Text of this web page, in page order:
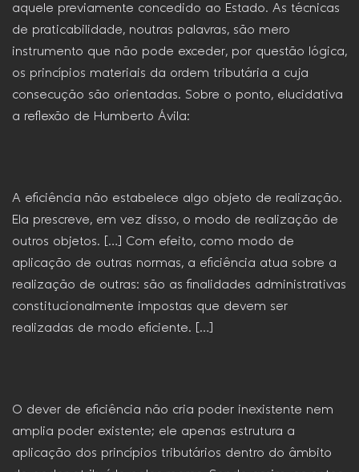
aquele previamente concedido ao Estado. As técnicas
de praticabilidade, noutras palavras, são mero
instrumento que não pode exceder, por questão lógica,
os princípios materiais da ordem tributária a cuja
consecução são orientadas. Sobre o ponto, elucidativa
a reflexão de Humberto Ávila:
A eficiência não estabelece algo objeto de realização.
Ela prescreve, em vez disso, o modo de realização de
outros objetos. […] Com efeito, como modo de
aplicação de outras normas, a eficiência atua sobre a
realização de outras: são as finalidades administrativas
constitucionalmente impostas que devem ser
realizadas de modo eficiente. […]
O dever de eficiência não cria poder inexistente nem
amplia poder existente; ele apenas estrutura a
aplicação dos princípios tributários dentro do âmbito